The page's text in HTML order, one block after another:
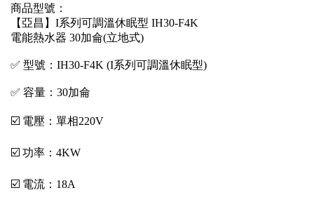
商品型號：
【亞昌】I系列可調溫休眠型 IH30-F4K
電能熱水器 30加侖(立地式)
✅ 型號：IH30-F4K (I系列可調溫休眠型)
✅ 容量：30加侖
☑️ 電壓：單相220V
☑️ 功率：4KW
☑️ 電流：18A